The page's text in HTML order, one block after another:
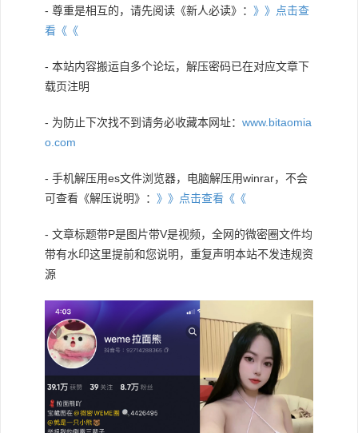
- 尊重是相互的，请先阅读《新人必读》： 》》点击查
看《《
- 本站内容搬运自多个论坛，解压密码已在对应文章下
载页注明
- 为防止下次找不到请务必收藏本网址： www.bitaomia
o.com
- 手机解压用es文件浏览器，电脑解压用winrar，不会
可查看《解压说明》： 》》点击查看《《
- 文章标题带P是图片带V是视频，全网的微密圈文件均
带有水印这里提前和您说明，重复声明本站不发违规资
源